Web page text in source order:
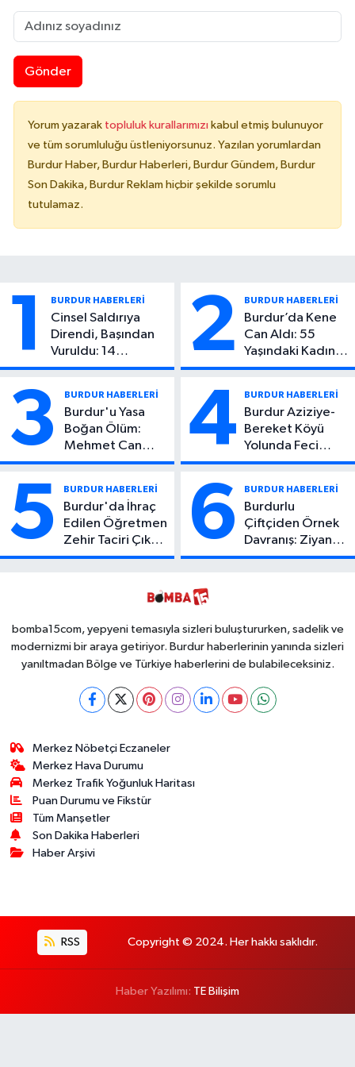
Gönder
Yorum yazarak topluluk kurallarımızı kabul etmiş bulunuyor
ve tüm sorumluluğu üstleniyorsunuz. Yazılan yorumlardan
Burdur Haber, Burdur Haberleri, Burdur Gündem, Burdur
Son Dakika, Burdur Reklam hiçbir şekilde sorumlu
tutulamaz.
1 BURDUR HABERLERİ
Cinsel Saldırıya
Direndi, Başından
Vuruldu: 14
Yaşındaki Çocuktan
2 BURDUR HABERLERİ
Burdur’da Kene
Can Aldı: 55
Yaşındaki Kadın
Hayatını Kaybetti
3 BURDUR HABERLERİ
Burdur'u Yasa
Boğan Ölüm:
Mehmet Can
Atıcı Genç Yaşta
4 BURDUR HABERLERİ
Burdur Aziziye-
Bereket Köyü
Yolunda Feci
Kaza: 1 Ölü, 2
5 BURDUR HABERLERİ
Burdur'da İhraç
Edilen Öğretmen
Zehir Taciri Çıktı:
Binlerce
6 BURDUR HABERLERİ
Burdurlu
Çiftçiden Örnek
Davranış: Ziyan
Olmasın Diye
Toplayabilecek
bomba15com, yepyeni temasıyla sizleri buluştururken, sadelik ve
modernizmi bir araya getiriyor. Burdur haberlerinin yanında sizleri
yanıltmadan Bölge ve Türkiye haberlerini de bulabileceksiniz.
Merkez Nöbetçi Eczaneler
Merkez Hava Durumu
Merkez Trafik Yoğunluk Haritası
Puan Durumu ve Fikstür
Tüm Manşetler
Son Dakika Haberleri
Haber Arşivi
RSS Copyright © 2024. Her hakkı saklıdır.
Haber Yazılımı: TE Bilişim